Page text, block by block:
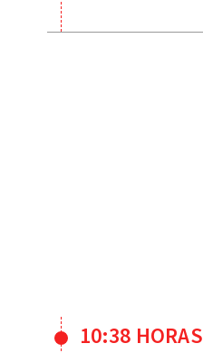
10:38 HORAS